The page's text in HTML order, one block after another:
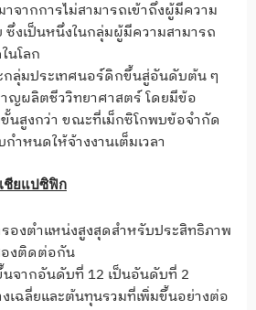
จากการไม่สามารถเข้าถึงผู้มีความ
ซึ่งเป็นหนึ่งในกลุ่มผู้มีความสามารถ
นโลก
กลุ่มประเทศนอร์ดิกขึ้นสู่อันดับต้น ๆ
ญผลิตชีววิทยาศาสตร์ โดยมีข้อ
นสูงกว่า ขณะที่เม็กซิโกพบข้อจำกัด
ำหนดให้จ้างงานเต็มเวลา
ชียแปซิฟิก
องตำแหน่งสูงสุดสำหรับประสิทธิภาพ
งติดต่อกัน
จากอันดับที่ 12 เป็นอันดับที่ 2
เฉลี่ยและต้นทุนรวมที่เพิ่มขึ้นอย่างต่อ